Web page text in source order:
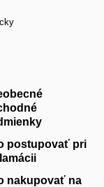
postupovať pri
nakupovať na